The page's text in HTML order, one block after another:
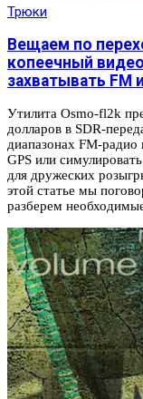
Трюки
Вещаем по
копеечный
захватывать FM
Утилита Osmo-fl2k
долларов в SDR-
диапазонах FM-радио
GPS или
для дружеских
этой статье мы
разберем